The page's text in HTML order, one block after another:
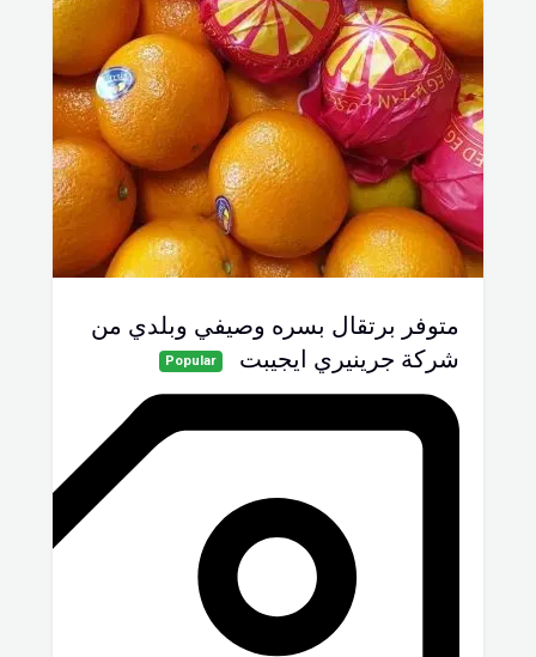
متوفر برتقال بسره وصيفي وبلدي من
شركة جرينيري ايجيبت
Popular